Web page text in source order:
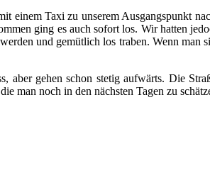
einem Taxi zu unserem Ausgangspunkt
ging es auch sofort los. Wir hatten
und gemütlich los traben. Wenn
aber gehen schon stetig aufwärts. Die
man noch in den nächsten Tagen zu